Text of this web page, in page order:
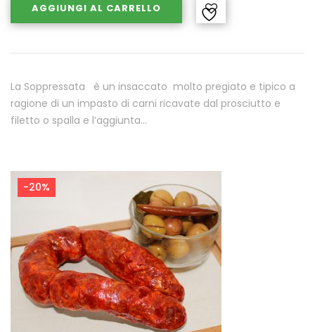
AGGIUNGI AL CARRELLO
La Soppressata è un insaccato molto pregiato e tipico a
ragione di un impasto di carni ricavate dal prosciutto e
filetto o spalla e l’aggiunta…
-20%